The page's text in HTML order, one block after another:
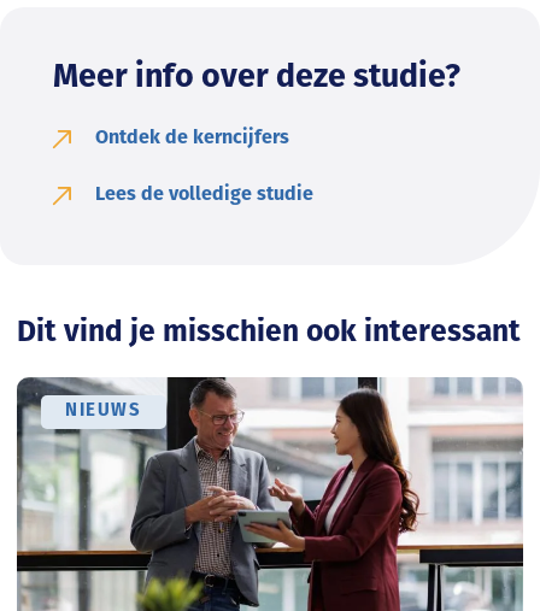
Meer info over deze studie?
Ontdek de kerncijfers
Lees de volledige studie
Dit vind je misschien ook interessant
NIEUWS